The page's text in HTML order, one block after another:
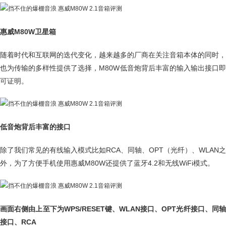
惠威M80W卫星箱
随着时代和互联网的迭代变化，越来越多的厂商在关注音箱本体的同时，
也为传输的多样性提供了选择，M80W低音炮背后丰富的输入输出接口即
可证明。
低音炮背后丰富的接口
除了我们常见的有线输入模式比如RCA、同轴、OPT（光纤）、WLAN之
外，为了方便手机使用惠威M80W还提供了蓝牙4.2和无线WiFi模式。
画面右侧由上至下为WPS/RESET键、WLAN接口、OPT光纤接口、同轴
接口、RCA